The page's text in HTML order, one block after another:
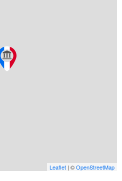
Leaflet | ©OpenStreetMap